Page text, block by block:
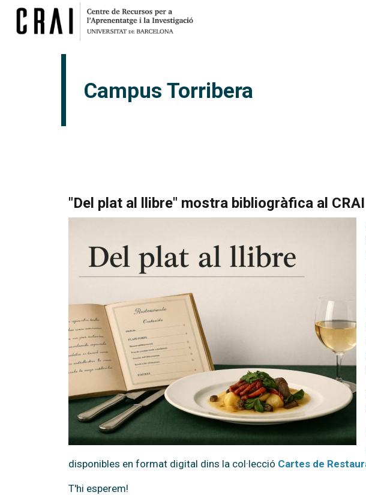
Campus Torribera
"Del plat al llibre" mostra bibliogràfica al
disponibles en format digital dins la col·lecció Cartes de
T'hi esperem!